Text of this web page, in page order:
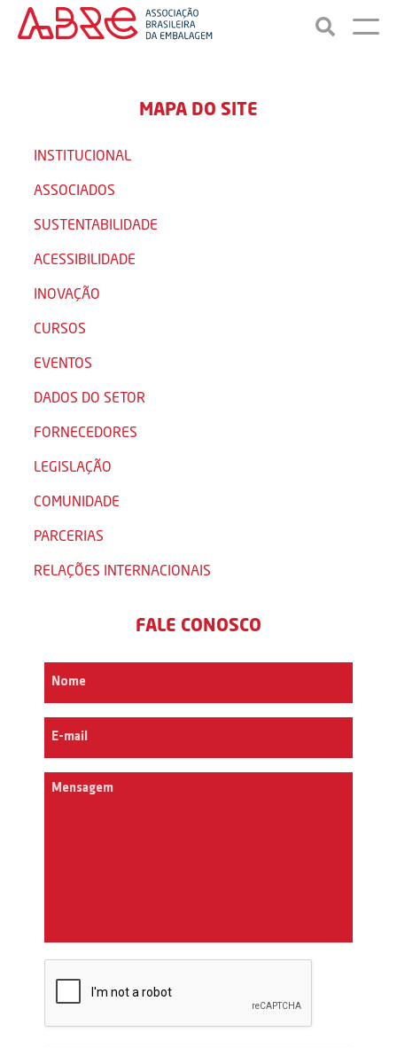
MAPA DO SITE
INSTITUCIONAL
ASSOCIADOS
SUSTENTABILIDADE
ACESSIBILIDADE
INOVAÇÃO
CURSOS
EVENTOS
DADOS DO SETOR
FORNECEDORES
LEGISLAÇÃO
COMUNIDADE
PARCERIAS
RELAÇÕES INTERNACIONAIS
FALE CONOSCO